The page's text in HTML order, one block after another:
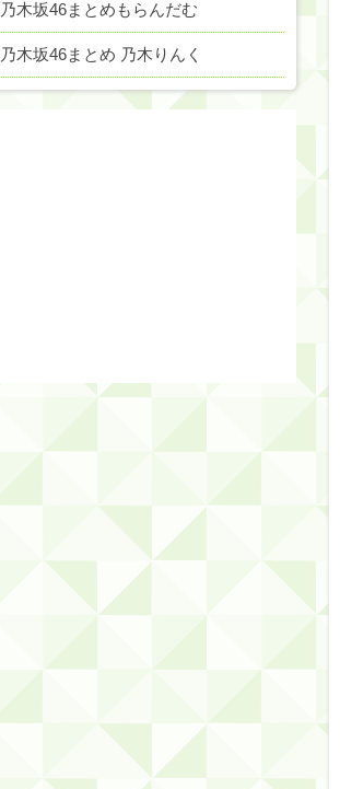
乃木坂46まとめもらんだむ
乃木坂46まとめ 乃木りんく